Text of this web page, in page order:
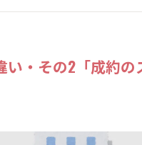
・その2「成約の